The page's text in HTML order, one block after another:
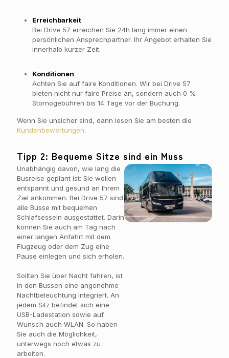
Erreichbarkeit
Bei Drive 57 erreichen Sie 24h lang immer einen
persönlichen Ansprechpartner. Ihr Angebot erhalten Sie
innerhalb kurzer Zeit.
Konditionen
Achten Sie auf faire Konditionen. Wir bei Drive 57
bieten nicht nur faire Preise an, sondern auch 0 %
Stornogebühren bis 14 Tage vor der Buchung.
Wenn Sie unsicher sind, dann lesen Sie am besten die
Kundenbewertungen.
Tipp 2: Bequeme Sitze sind ein Muss
Unabhängig davon, wie lang die
Busreise geplant ist: Sie wollen
entspannt und gesund an Ihrem
Ziel ankommen. Bei Drive 57 sind
alle Busse mit bequemen
Schlafsesseln ausgestattet. Darin
können Sie auch am Tag nach
einer langen Anfahrt mit dem
Flugzeug oder dem Zug eine
Pause einlegen und sich erholen.
Sollten Sie über Nacht fahren, ist
in den Bussen eine angenehme
Nachtbeleuchtung integriert. An
jedem Sitz befindet sich eine
USB-Ladestation sowie auf
Wunsch auch WLAN. So haben
Sie auch die Möglichkeit,
unterwegs noch etwas zu
arbeiten.